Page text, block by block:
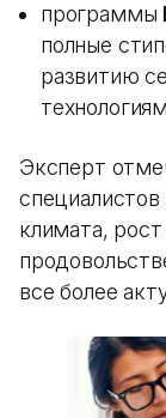
программы
полные
развитию
Эксперт
климата,
все более